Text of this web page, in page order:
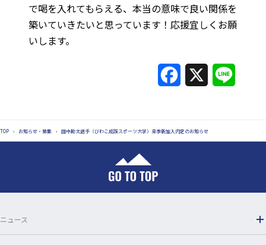
で喝を入れてもらえる、本当の意味で良い関係を
築いていきたいと思っています！応援宜しくお願
いします。
e
k
e
TOP › お知らせ・募集 › 田中勘太選手（びわこ成蹊スポーツ大学）来季新加入内定のお知らせ
ニュース